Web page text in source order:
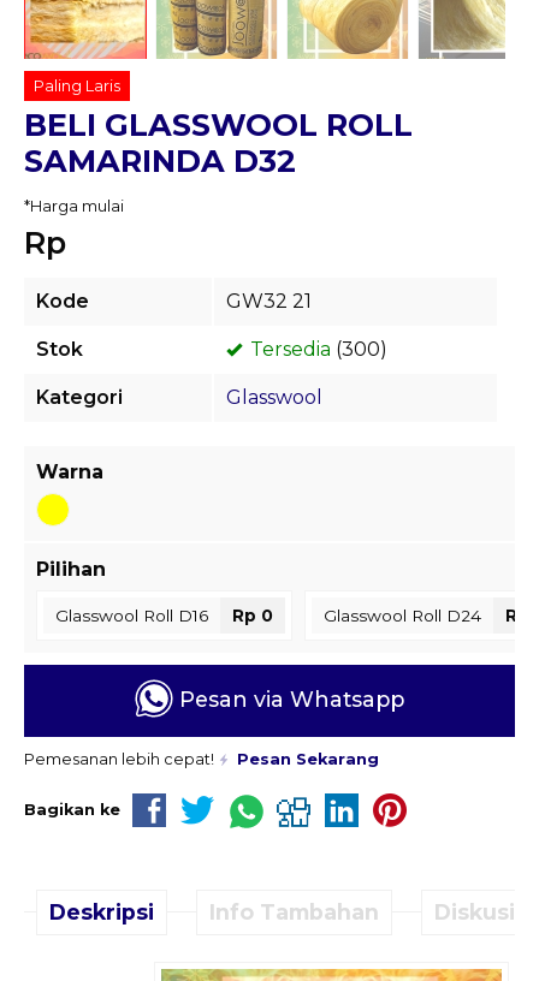
Paling Laris
BELI GLASSWOOL ROLL
SAMARINDA D32
*Harga mulai
Rp
Kode GW32 21
Stok Tersedia (300)
Kategori Glasswool
Warna
Pilihan
Glasswool Roll D16 Rp 0 Glasswool Roll D24 Rp
Pesan via Whatsapp
Pemesanan lebih cepat! Pesan Sekarang
Bagikan ke
Deskripsi Info Tambahan Diskusi